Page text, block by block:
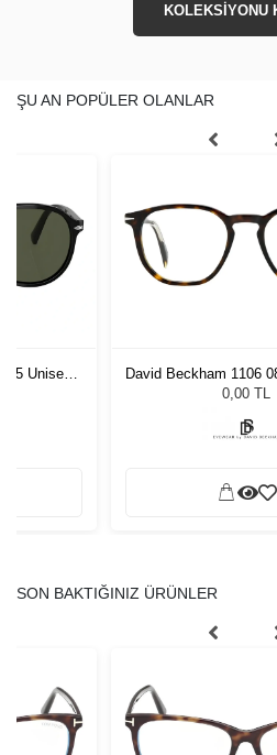
KOLEKSİYONU
ŞU AN POPÜLER OLANLAR
55 Unisex
David Beckham 1106
0,00 TL
SON BAKTIĞINIZ ÜRÜNLER